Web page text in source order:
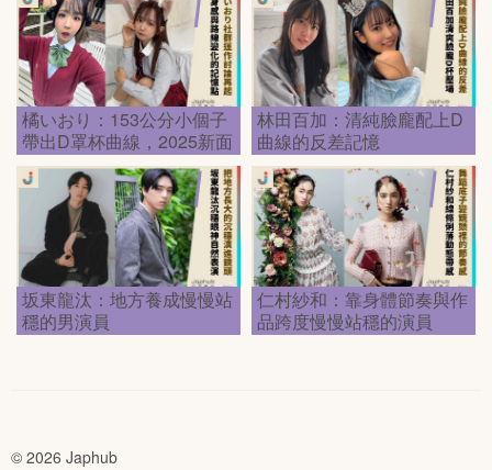
橘いおり：153公分小個子
帶出D罩杯曲線，2025新面
孔第一眼就記住
林田百加：清純臉龐配上D
曲線的反差記憶
坂東龍汰：地方養成慢慢站
穩的男演員
仁村紗和：靠身體節奏與作
品跨度慢慢站穩的演員
© 2026 Japhub